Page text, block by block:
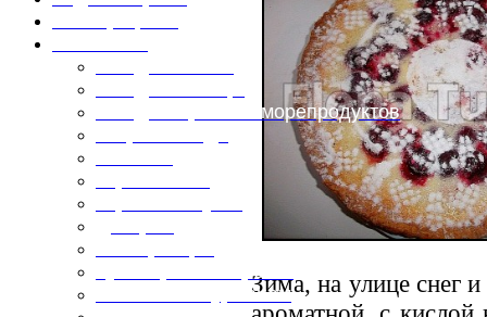
Блюда из рыбы и морепродуктов
Кулинарные хитрости
Маленьким гурманамЗима, на улице снег